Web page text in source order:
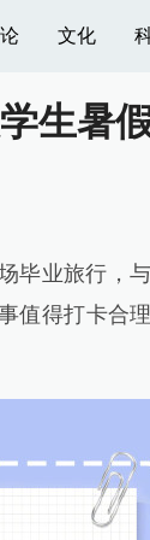
文化
学生
毕业旅行，
得打卡合